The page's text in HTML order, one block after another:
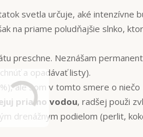
svetla určuje, aké intenzívne
na priame poludňajšie slnko,
preschne. Neznášam
a opadávať listy).
ale som v tomto smere o niečo
priamo vodou, radšej použi
drenážnym podielom (perlit,